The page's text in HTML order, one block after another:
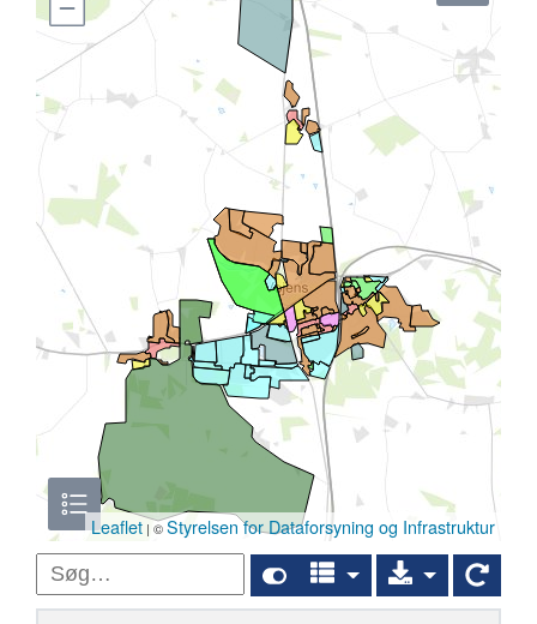
Leaflet | ©Styrelsen for Dataforsyning og Infrastruktur
Søg i indhold